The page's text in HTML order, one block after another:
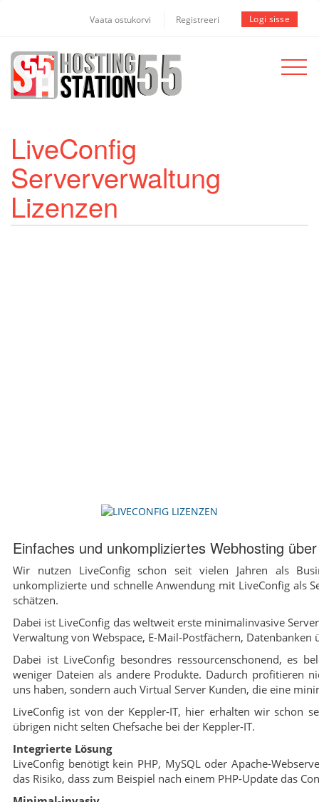
Vaata ostukorvi Registreeri Logi sisse
Toggle
LiveConfig
Serververwaltung
Lizenzen
Einfaches und unkompliziertes Webhosting
Wir nutzen LiveConfig schon seit vielen Jahren als
unkomplizierte und schnelle Anwendung mit LiveConfig als
schätzen.
Dabei ist LiveConfig das weltweit erste minimalinvasive
Verwaltung von Webspace, E-Mail-Postfächern,
Dabei ist LiveConfig besondres ressourcenschonend, es
weniger Dateien als andere Produkte. Dadurch profitieren
uns haben, sondern auch Virtual Server Kunden, die eine
LiveConfig ist von der Keppler-IT, hier erhalten wir schon
übrigen nicht selten Chefsache bei der Keppler-IT.
Integrierte Lösung
LiveConfig benötigt kein PHP, MySQL oder Apache-
das Risiko, dass zum Beispiel nach einem PHP-Update das